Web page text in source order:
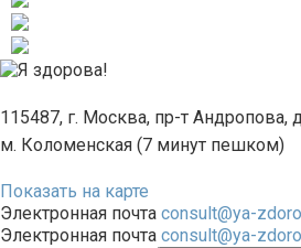
115487, г. Москва, пр-т Андропова,
м. Коломенская (7 минут пешком)
Показать на карте
Электронная почта consult@ya-
Электронная почта consult@ya-